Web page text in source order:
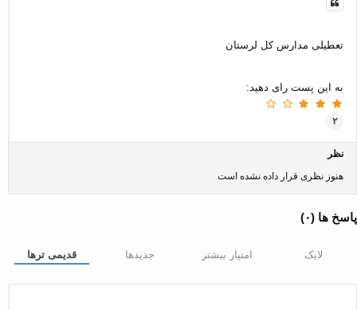
تعطیلی مدارس کل لرستان
به این پست رای دهید:
نظر
هنوز نظری قرار داده نشده است
ها ( ۰)
لایک امتیار بیشتر جدیدها قدیمی ترها